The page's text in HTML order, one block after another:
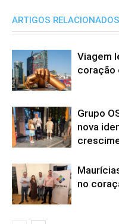
ARTIGOS RELACIONADOS
Viagem
coração
Grupo
nova
no